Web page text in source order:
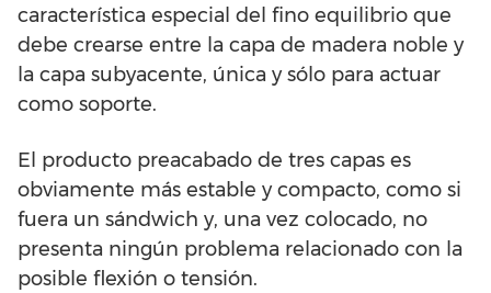
característica especial del fino equilibrio que
debe crearse entre la capa de madera noble y
la capa subyacente, única y sólo para actuar
como soporte.
El producto preacabado de tres capas es
obviamente más estable y compacto, como si
fuera un sándwich y, una vez colocado, no
presenta ningún problema relacionado con la
posible flexión o tensión.